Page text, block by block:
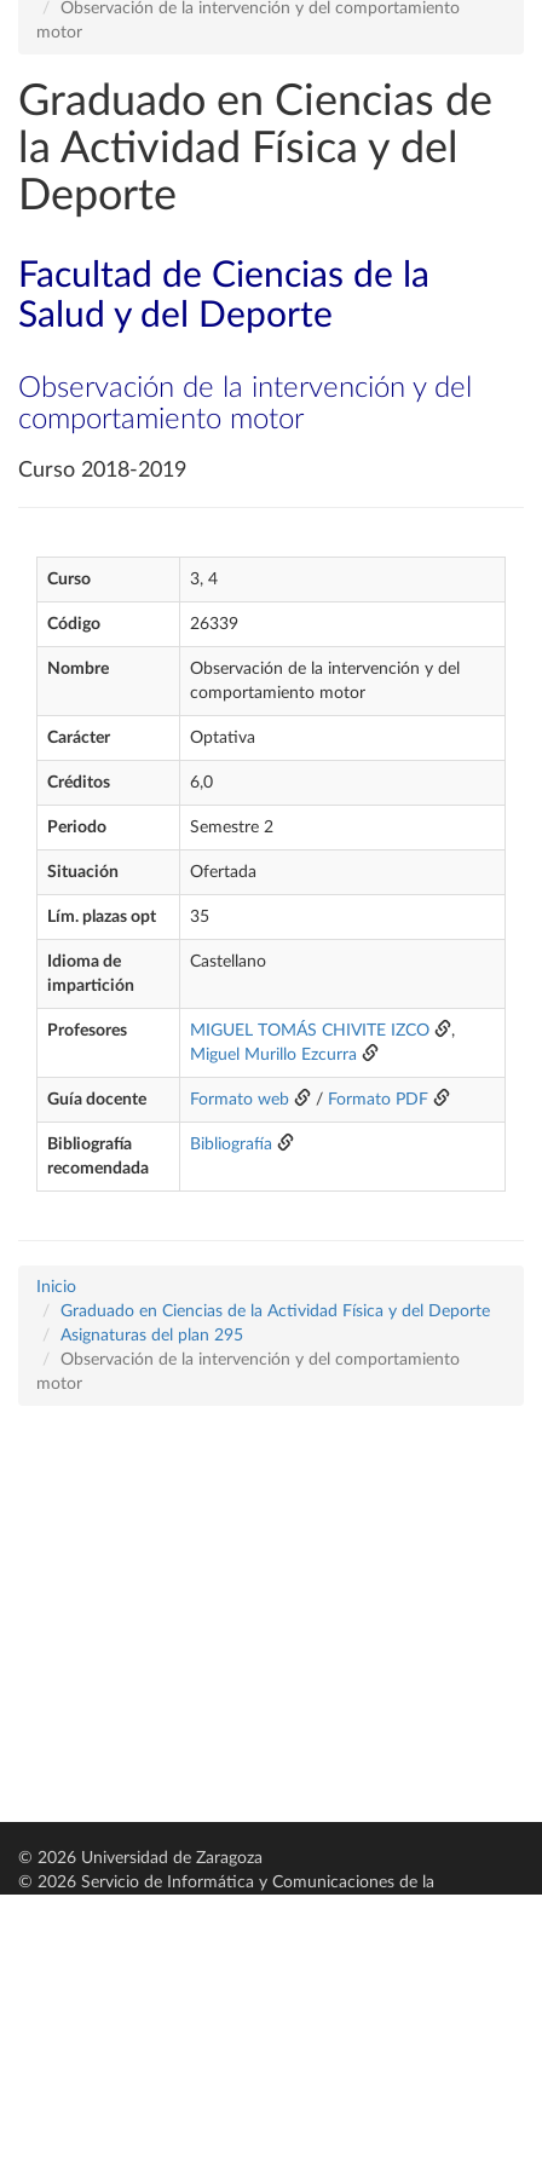
Observación de la intervención y del comportamiento
motor
Graduado en Ciencias de
la Actividad Física y del
Deporte
Facultad de Ciencias de la
Salud y del Deporte
Observación de la intervención y del
comportamiento motor
Curso 2018-2019
Curso 3, 4
Código 26339
Nombre
Observación de la intervención y del
comportamiento motor
Carácter Optativa
Créditos 6,0
Periodo Semestre 2
Situación Ofertada
Lím. plazas opt 35
Idioma de
impartición
Castellano
Profesores MIGUEL TOMÁS CHIVITE IZCO
,
Miguel Murillo Ezcurra
Guía docente Formato web / Formato PDF
Bibliografía
recomendada
Bibliografía
Inicio
Graduado en Ciencias de la Actividad Física y del Deporte
Asignaturas del plan 295
Observación de la intervención y del comportamiento
motor
© 2026 Universidad de Zaragoza
© 2026 Servicio de Informática y Comunicaciones de la